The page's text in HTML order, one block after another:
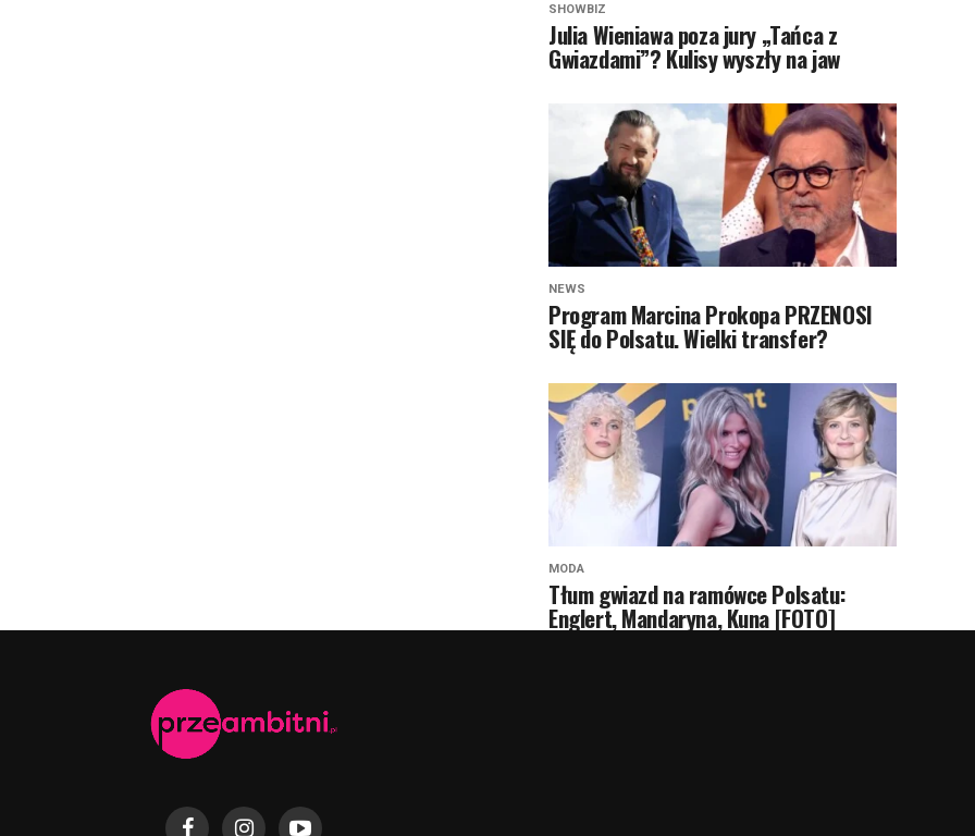
SHOWBIZ
Julia Wieniawa poza jury „Tańca z
Gwiazdami”? Kulisy wyszły na jaw
NEWS
Program Marcina Prokopa PRZENOSI
SIĘ do Polsatu. Wielki transfer?
MODA
Tłum gwiazd na ramówce Polsatu:
Englert, Mandaryna, Kuna [FOTO]